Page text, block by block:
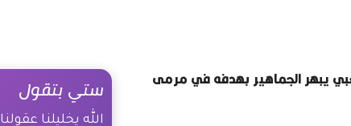
يبهر الجماهير بهدفه في مرمى
ستي بتقول
الله يخليلنا عقولنا